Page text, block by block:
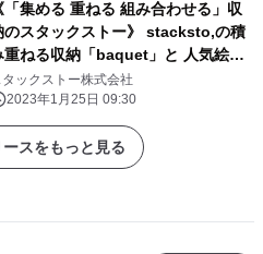
「集める 重ねる 組み合わせる」収
のスタックストー》 stacksto,の積
重ねる収納「baquet」と 人気絵本
リーズ「くまのがっこう」がコラボ
ーション 2023年2月1日(水)より
式オンラインストアなどで販売開始
タックストー株式会社
2023年1月25日 09:30
スをもっと見る